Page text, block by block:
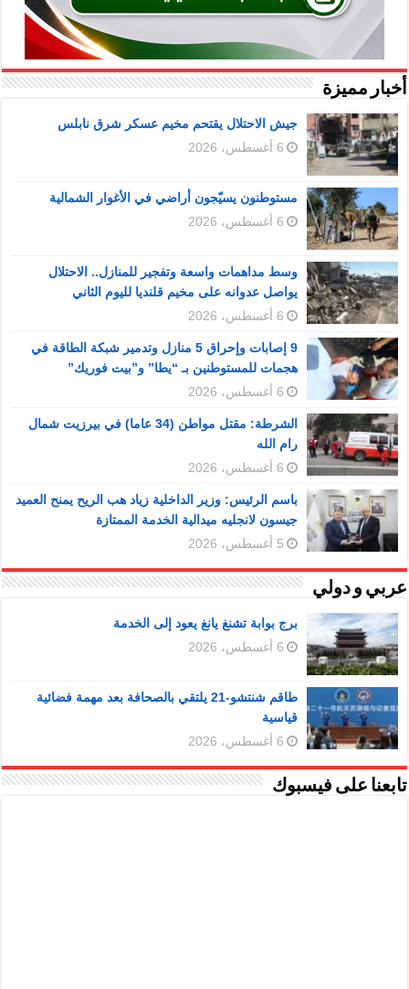
أخبار مميزة
جيش الاحتلال يقتحم مخيم عسكر شرق نابلس
6 أغسطس، 2026
مستوطنون يسيّجون أراضي في الأغوار الشمالية
6 أغسطس، 2026
وسط مداهمات واسعة وتفجير للمنازل.. الاحتلال
يواصل عدوانه على مخيم قلنديا لليوم الثاني
6 أغسطس، 2026
9 إصابات وإحراق 5 منازل وتدمير شبكة الطاقة في
هجمات للمستوطنين بـ “يطا” و”بيت فوريك”
6 أغسطس، 2026
الشرطة: مقتل مواطن (34 عاما) في بيرزيت شمال
رام الله
6 أغسطس، 2026
باسم الرئيس: وزير الداخلية زياد هب الريح يمنح العميد
جيسون لانجليه ميدالية الخدمة الممتازة
5 أغسطس، 2026
عربي و دولي
برج بوابة تشنغ يانغ يعود إلى الخدمة
6 أغسطس، 2026
طاقم شنتشو-21 يلتقي بالصحافة بعد مهمة فضائية
قياسية
6 أغسطس، 2026
تابعنا على فيسبوك